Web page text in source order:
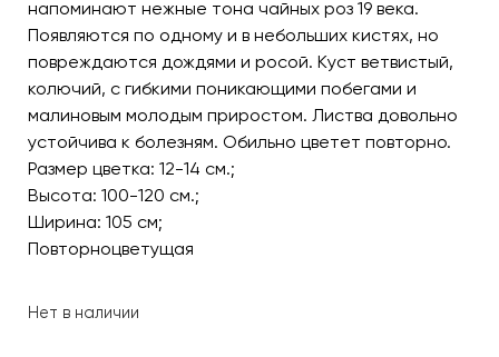
напоминают нежные тона чайных роз 19 века.
Появляются по одному и в небольших кистях, но
повреждаются дождями и росой. Куст ветвистый,
колючий, с гибкими поникающими побегами и
малиновым молодым приростом. Листва довольно
устойчива к болезням. Обильно цветет повторно.
Размер цветка: 12-14 см.;
Высота: 100-120 см.;
Ширина: 105 см;
Повторноцветущая
Нет в наличии